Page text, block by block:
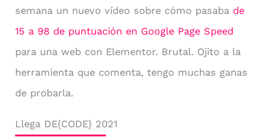
semana un nuevo vídeo sobre cómo pasaba de
15 a 98 de puntuación en Google Page Speed
para una web con Elementor. Brutal. Ojito a la
herramienta que comenta, tengo muchas ganas
de probarla.
Llega DE{CODE} 2021